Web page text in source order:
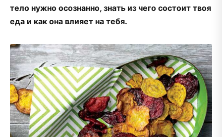
тело нужно осознанно, знать из чего состоит твоя
еда и как она влияет на тебя.